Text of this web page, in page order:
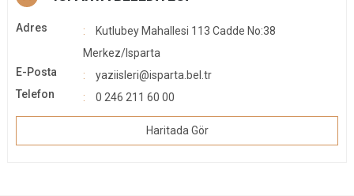
Adres
Kutlubey Mahallesi 113 Cadde No:38
Merkez/Isparta
E-Posta
yaziisleri@isparta.bel.tr
Telefon
0 246 211 60 00
Haritada Gör